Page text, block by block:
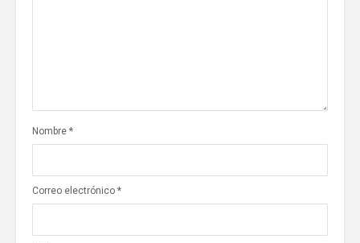
Nombre *
Correo electrónico *